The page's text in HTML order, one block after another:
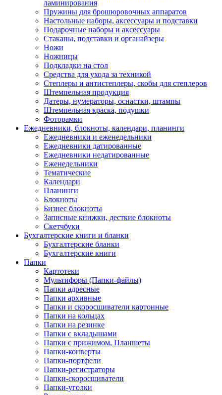
ламинирования
Пружины для брошюровочных аппаратов
Настольные наборы, аксессуары и подставки
Подарочные наборы и аксессуары
Стаканы, подставки и органайзеры
Ножи
Ножницы
Подкладки на стол
Средства для ухода за техникой
Степлеры и антистеплеры, скобы для степлеров
Штемпельная продукция
Датеры, нумераторы, оснастки, штампы
Штемпельная краска, подушки
Фоторамки
Ежедневники, блокноты, календари, планинги
Ежедневники и еженедельники
Ежедневники датированные
Ежедневники недатированные
Еженедельники
Тематические
Календари
Планинги
Блокноты
Бизнес блокноты
Записные книжки, десткие блокноты
Скетчбуки
Бухгалтерские книги и бланки
Бухгалтерские бланки
Бухгалтерские книги
Папки
Картотеки
Мультифоры (Папки-файлы)
Папки адресные
Папки архивные
Папки и скоросшиватели картонные
Папки на кольцах
Папки на резинке
Папки с вкладышами
Папки с прижимом, Планшеты
Папки-конверты
Папки-портфели
Папки-регистраторы
Папки-скоросшиватели
Папки-уголки